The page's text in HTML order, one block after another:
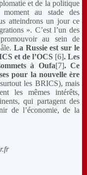
et de la politique
au stade des
atteindrons un jour ce
». C’est l’un des
au sein de
La Russie est sur le
et de l’OCS [6]. Les
à Oufa[7]. Ce
pour la nouvelle ère
les BRICS), mais
les mêmes intérêts,
qui partagent des
de l’économie, de la